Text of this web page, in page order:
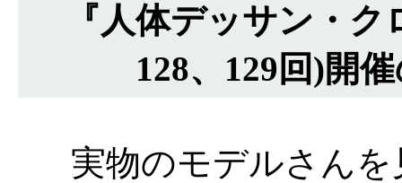
『人体デッサン・
128、129回)開
実物のモデルさんを